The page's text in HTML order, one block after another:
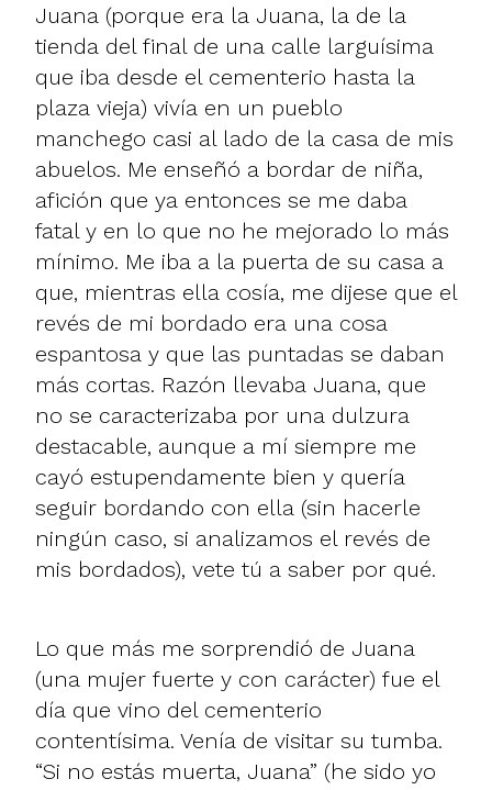
Juana (porque era la Juana, la de la
tienda del final de una calle larguísima
que iba desde el cementerio hasta la
plaza vieja) vivía en un pueblo
manchego casi al lado de la casa de mis
abuelos. Me enseñó a bordar de niña,
afición que ya entonces se me daba
fatal y en lo que no he mejorado lo más
mínimo. Me iba a la puerta de su casa a
que, mientras ella cosía, me dijese que el
revés de mi bordado era una cosa
espantosa y que las puntadas se daban
más cortas. Razón llevaba Juana, que
no se caracterizaba por una dulzura
destacable, aunque a mí siempre me
cayó estupendamente bien y quería
seguir bordando con ella (sin hacerle
ningún caso, si analizamos el revés de
mis bordados), vete tú a saber por qué.
Lo que más me sorprendió de Juana
(una mujer fuerte y con carácter) fue el
día que vino del cementerio
contentísima. Venía de visitar su tumba.
“Si no estás muerta, Juana” (he sido yo